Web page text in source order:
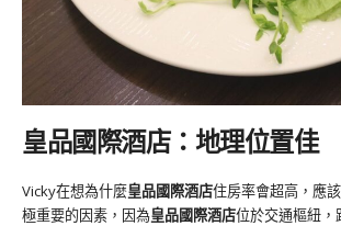
皇品國際酒店：地理位置佳
Vicky在想為什麼皇品國際酒店住房率會超高，應
極重要的因素，因為皇品國際酒店位於交通樞紐